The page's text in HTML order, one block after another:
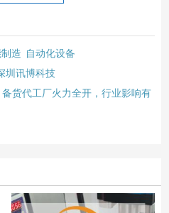
造 自动化设备
圳讯博科技
货代工厂火力全开，行业影响有